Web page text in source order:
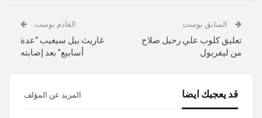
السابق بوست
تعليق كلوب علي رحيل صلاح
من ليفربول
القادم بوست
غاريث بيل سيغيب “عدة
أسابيع” بعد إصابته
قد يعجبك ايضا المزيد عن المؤلف